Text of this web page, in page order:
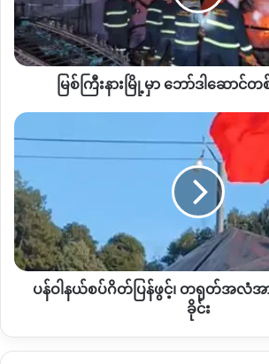
“တနိုင်းမှာက ဒီဇယ်ကတော့မရောင်းတော့ဘူး
လမ်းဘေးဆိုင်တွေရော ဆီပန့်ဆိုင်တွေမှာရေ
တနိုင်းဘက်မှာတော့ ဟိုလိုကြီးအလုအယက်တေ
ပြောတယ်။ဒါပေမဲ့ ဒီဇယ်ကတော့မရောင်းပေး
ဘာလို့ဆို အဲ့ဘက်ကမှော်ဒေသဆိုတော့ ဒီဇယ်
အခုလိုမျိုးအခက်အခဲဖြစ်တော့ ဈေးတက်တာ
ပြောတယ်”တနိုင်းဒေသခံတစ်ဦးက‌ ပြောပါတယ်
ဒါ့အပြင် ပူတာအိုမြို့ပေါ်မှာတော့ စက်သုံးဆီ
ကျပ် ၈၅၀၀ နဲ့ပုံမှန်ဈေးနှုန်းအတိုင်းရောင်းချပ
အလုအယက်ဝယ်ယူမှုတွေရှိတာကြောင့် စက်
ဘယ်လောက်နှုန်းနဲ့ အကန့်အသတ်ဖြင့်သာရော
သိရပါတယ်။
စစ်ကော်မရှင်တပ်ဟာ အီရန် နဲ့ အမေရိကန်၊အစ္စ
နောက်ဆက်တွဲအခြေနေကြောင့်လို့ဆိုကာ မြန်
ဘော်ဒါဆောင်
တစ်
ခု
မီးလောင်
မြစ်ကြီးနားမြို့မှာ ဘော်ဒါဆောင်
ပန်
ဝါ
နယ်စပ်
ဂိတ်
ပြန်ဖွင့်၊
တရုတ်
အလံ
အားလုံး
ဖြုတ်
သိမ်းပန်ဝါနယ်စပ်ဂိတ်ပြန်ဖွင့်၊ တရုတ်အလံအ
ခိုင်း